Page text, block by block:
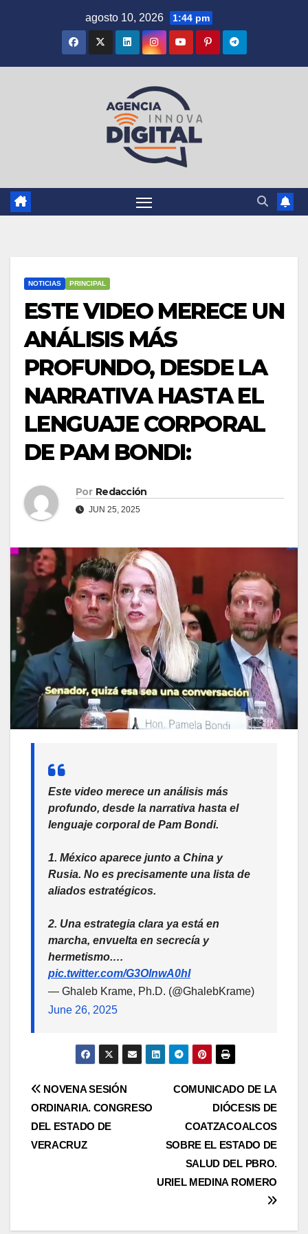
agosto 10, 2026 1:44 pm
NOTICIAS PRINCIPAL
ESTE VIDEO MERECE UN
ANÁLISIS MÁS
PROFUNDO, DESDE LA
NARRATIVA HASTA EL
LENGUAJE CORPORAL
DE PAM BONDI:
Por Redacción
JUN 25, 2025
Este video merece un análisis más
profundo, desde la narrativa hasta el
lenguaje corporal de Pam Bondi.
1. México aparece junto a China y
Rusia. No es precisamente una lista de
aliados estratégicos.
2. Una estrategia clara ya está en
marcha, envuelta en secrecía y
hermetismo.…
pic.twitter.com/G3OlnwA0hI
— Ghaleb Krame, Ph.D. (@GhalebKrame)
June 26, 2025
Navegación
de
entradas
COMUNICADO DE LA
DIÓCESIS DE
COATZACOALCOS
SOBRE EL ESTADO DE
SALUD DEL PBRO.
URIEL MEDINA ROMERO
NOVENA SESIÓN
ORDINARIA. CONGRESO
DEL ESTADO DE
VERACRUZ